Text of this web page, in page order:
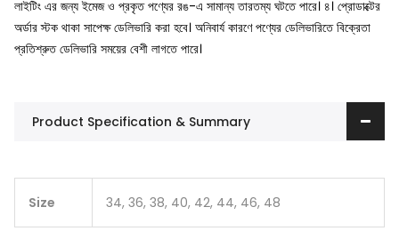
লাইটিং এর জন্য ইমেজ ও প্রকৃত পণ্যের রঙ-এ সামান্য তারতম্য ঘটতে পারে। ৪। প্রোডাক্টের
অর্ডার স্টক থাকা সাপেক্ষ ডেলিভারি করা হবে। অনিবার্য কারণে পণ্যের ডেলিভারিতে বিক্রেতা
প্রতিশ্রুত ডেলিভারি সময়ের বেশী লাগতে পারে।
Product Specification & Summary
Size 34, 36, 38, 40, 42, 44, 46, 48